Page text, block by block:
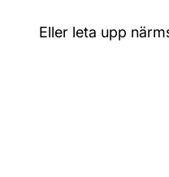
Eller leta upp